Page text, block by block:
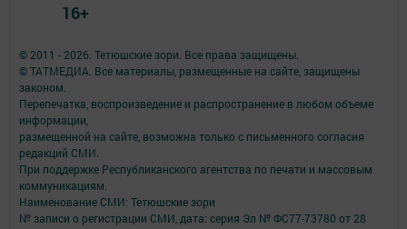
© 2011 - 2026. Тетюшские зори. Все права защищены.
© ТАТМЕДИА. Все материалы, размещенные на сайте, защищены
законом.
Перепечатка, воспроизведение и распространение в любом объеме
информации,
размещенной на сайте, возможна только с письменного согласия
редакций СМИ.
При поддержке Республиканского агентства по печати и массовым
коммуникациям.
Наименование СМИ: Тетюшские зори
№ записи о регистрации СМИ, дата: серия Эл № ФС77-73780 от 28
16+